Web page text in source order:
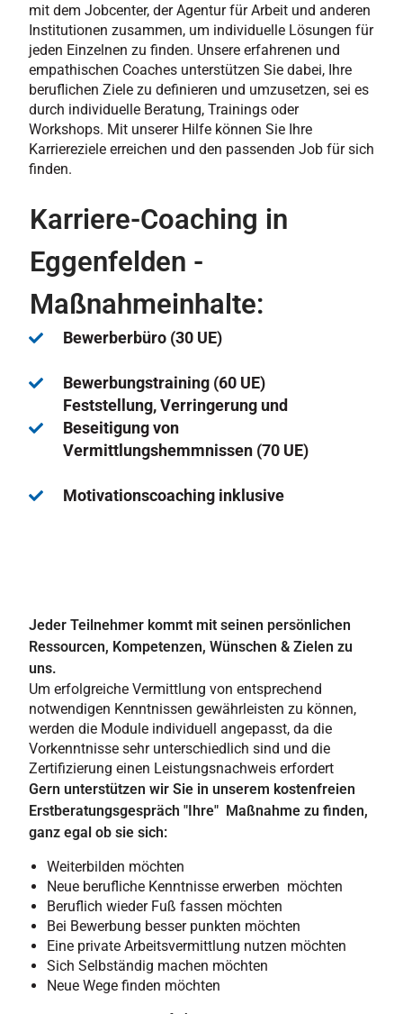
mit dem Jobcenter, der Agentur für Arbeit und anderen
Institutionen zusammen, um individuelle Lösungen für
jeden Einzelnen zu finden. Unsere erfahrenen und
empathischen Coaches unterstützen Sie dabei, Ihre
beruflichen Ziele zu definieren und umzusetzen, sei es
durch individuelle Beratung, Trainings oder
Workshops. Mit unserer Hilfe können Sie Ihre
Karriereziele erreichen und den passenden Job für sich
finden.
Karriere-Coaching in
Eggenfelden -
Maßnahmeinhalte:
Bewerberbüro (30 UE)
Bewerbungstraining (60 UE)
Feststellung, Verringerung und
Beseitigung von
Vermittlungshemmnissen (70 UE)
Motivationscoaching inklusive
Jeder Teilnehmer kommt mit seinen persönlichen
Ressourcen, Kompetenzen, Wünschen & Zielen zu
uns.
Um erfolgreiche Vermittlung von entsprechend
notwendigen Kenntnissen gewährleisten zu können,
werden die Module individuell angepasst, da die
Vorkenntnisse sehr unterschiedlich sind und die
Zertifizierung einen Leistungsnachweis erfordert
Gern unterstützen wir Sie in unserem kostenfreien
Erstberatungsgespräch "Ihre" Maßnahme zu finden,
ganz egal ob sie sich:
Weiterbilden möchten
Neue berufliche Kenntnisse erwerben möchten
Beruflich wieder Fuß fassen möchten
Bei Bewerbung besser punkten möchten
Eine private Arbeitsvermittlung nutzen möchten
Sich Selbständig machen möchten
Neue Wege finden möchten